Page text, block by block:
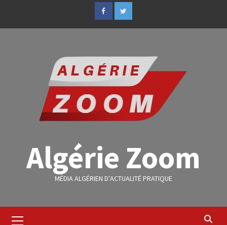
Algérie Zoom
MÉDIA ALGÉRIEN D’ACTUALITÉ PRATIQUE